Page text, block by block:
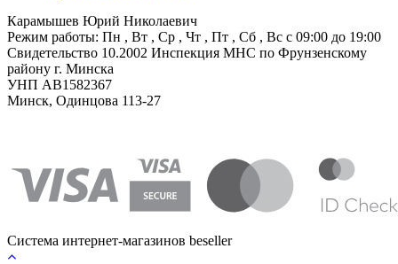
Карамышев Юрий Николаевич
Режим работы: Пн , Вт , Ср , Чт , Пт , Сб , Вс c 09:00 до 19:00
Свидетельство 10.2002 Инспекция МНС по Фрунзенскому
району г. Минска
УНП AB1582367
Минск, Одинцова 113-27
Система интернет-магазинов beseller